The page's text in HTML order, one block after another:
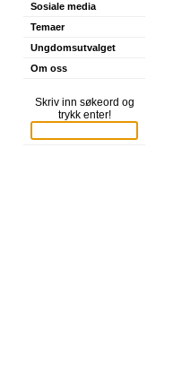
Sosiale media
Temaer
Ungdomsutvalget
Om oss
Skriv inn søkeord og
trykk enter!